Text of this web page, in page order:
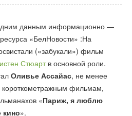
данным информационно —
«БелНовости» :На
(«забукали») фильм
Стюартв основной роли.
Оливье Ассайас, не менее
короткометражным фильмам,
«Париж, я люблю
кино».